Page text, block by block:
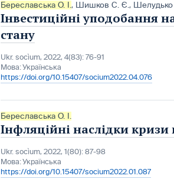
Береславська О. І., Шишков С. Є.,
Інвестиційні уподобання
стану
Ukr. socìum, 2022, 4(83): 76-91
Мова:Українська
https://doi.org/10.15407/socium2022.04.076
Береславська О. І.
Інфляційні наслідки
Ukr. socìum, 2022, 1(80): 87-98
Мова:Українська
https://doi.org/10.15407/socium2022.01.087